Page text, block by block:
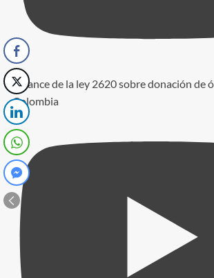
Alcance de la ley 2620 sobre donación de
Colombia